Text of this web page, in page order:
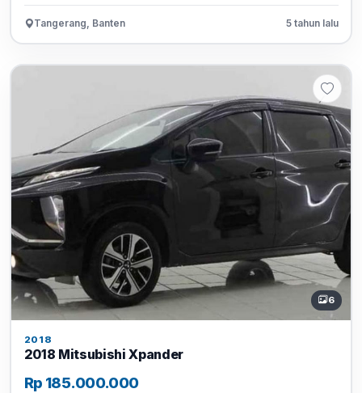
Tangerang, Banten 5 tahun lalu
6
2018
2018 Mitsubishi Xpander
Rp 185.000.000